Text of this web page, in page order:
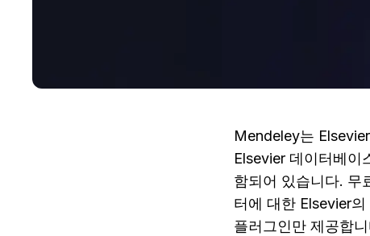
Mendeley는
Elsevier 데이터베이
함되어 있습니다. 무
터에 대한 Elsevier
플러그인만 제공합